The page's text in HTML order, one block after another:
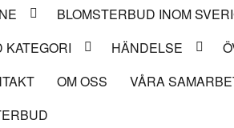
BLOMSTERBUD INOM
KATEGORI HÄNDELSE
OM OSS VÅRA